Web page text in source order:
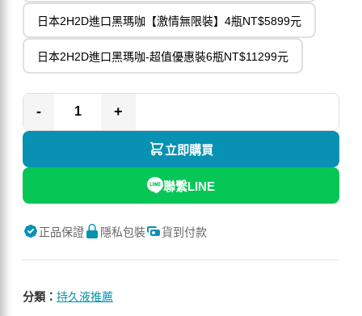
日本2H2D進口黑瑪咖【激情無限裝】4瓶NT$5899元
日本2H2D進口黑瑪咖-超值優惠裝6瓶NT$11299元
- +
立即購買
聯繫LINE
正品保證 隱私包裝 貨到付款
分類： 持久液推薦